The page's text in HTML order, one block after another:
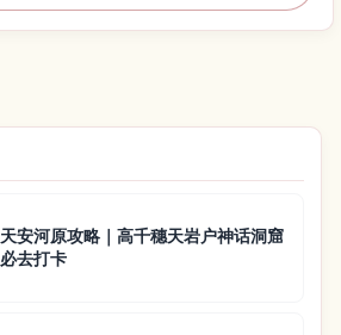
天安河原攻略｜高千穗天岩户神话洞窟
必去打卡